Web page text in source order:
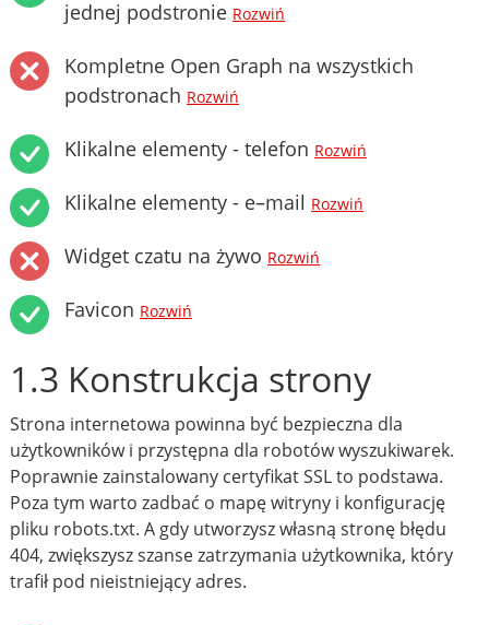
jednej podstronie Rozwiń
Kompletne Open Graph na wszystkich
podstronach Rozwiń
Klikalne elementy - telefon Rozwiń
Klikalne elementy - e–mail Rozwiń
Widget czatu na żywo Rozwiń
Favicon Rozwiń
1.3 Konstrukcja strony
Strona internetowa powinna być bezpieczna dla
użytkowników i przystępna dla robotów wyszukiwarek.
Poprawnie zainstalowany certyfikat SSL to podstawa.
Poza tym warto zadbać o mapę witryny i konfigurację
pliku robots.txt. A gdy utworzysz własną stronę błędu
404, zwiększysz szanse zatrzymania użytkownika, który
trafił pod nieistniejący adres.